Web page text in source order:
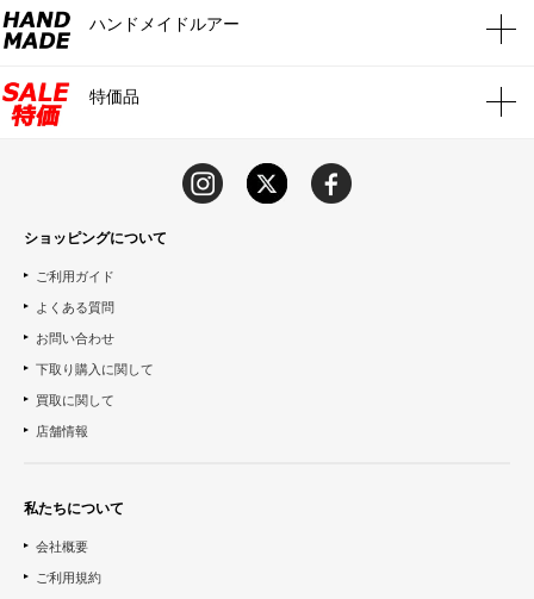
ハンドメイドルアー
特価品
ショッピングについて
ご利用ガイド
よくある質問
お問い合わせ
下取り購入に関して
買取に関して
店舗情報
私たちについて
会社概要
ご利用規約